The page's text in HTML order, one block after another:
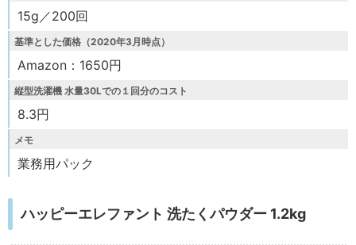
15g／200回
基準とした価格（2020年3月時点）
Amazon：1650円
縦型洗濯機 水量30Lでの１回分のコスト
8.3円
メモ
業務用パック
ハッピーエレファント 洗たくパウダー 1.2kg